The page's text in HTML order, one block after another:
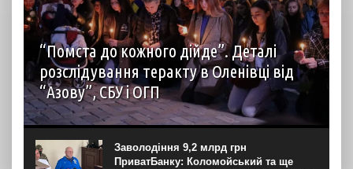
“Помста до кожного дійде”. Деталі
розслідування теракту в Оленівці від
“Азову”, СБУ і ОГП
автор: Наталія Терамае 28 липня рідні вцілілих
“азовців” в Оленівці виступили із шокуючою заявою.
Мовляв, списки полонених у “бараці 200”, де стався
вибух, укладав полонений представник корпусу. Заява...
Заволодіння 9,2 млрд грн
ПриватБанку: Коломойський та ще